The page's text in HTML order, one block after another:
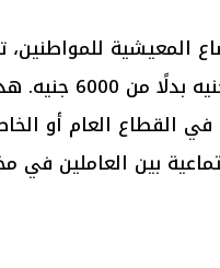
للمواطنين،
للأجور في مصر، ليصل
من يوليو 2025، سواء في القطاع
بين العاملين في